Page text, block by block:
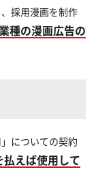
採用漫画を制作
種の漫画広告の
についての契約
えば使用して